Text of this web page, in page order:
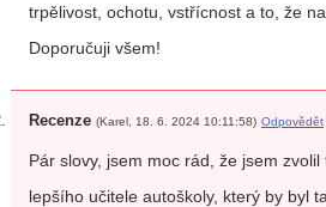
trpělivost, ochotu, vstřícnost a to, že
Doporučuji všem!
Recenze (Karel, 18. 6. 2024 10:11:58) Odpovědět
Pár slovy, jsem moc rád, že jsem
lepšího učitele autoškoly, který by byl